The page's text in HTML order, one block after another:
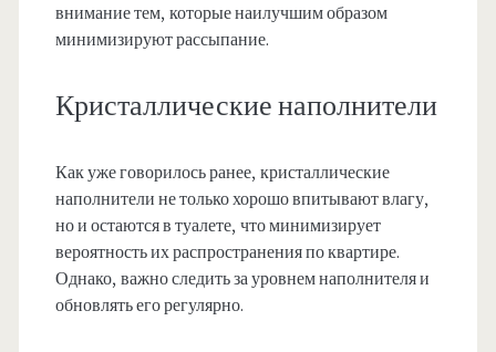
внимание тем, которые наилучшим образом
минимизируют рассыпание.
Кристаллические наполнители
Как уже говорилось ранее, кристаллические
наполнители не только хорошо впитывают влагу,
но и остаются в туалете, что минимизирует
вероятность их распространения по квартире.
Однако, важно следить за уровнем наполнителя и
обновлять его регулярно.